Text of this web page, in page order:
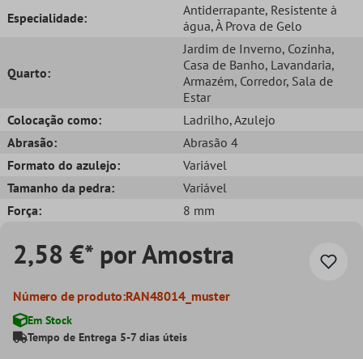
Especialidade:
Antiderrapante, Resistente à
água, À Prova de Gelo
Quarto:
Jardim de Inverno, Cozinha,
Casa de Banho, Lavandaria,
Armazém, Corredor, Sala de
Estar
Colocação como:
Ladrilho, Azulejo
Abrasão:
Abrasão 4
Formato do azulejo:
Variável
Tamanho da pedra:
Variável
Força:
8 mm
2,58 €* por Amostra
Número de produto:RAN48014_muster
Em Stock
Tempo de Entrega 5-7 dias úteis